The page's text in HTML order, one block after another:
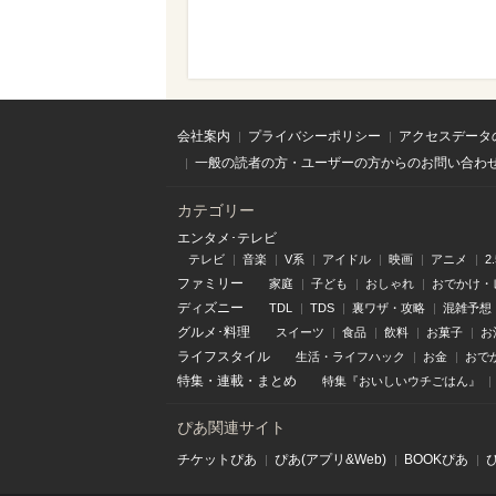
会社案内 プライバシーポリシー
アクセスデー
一般の読者の方・ユーザーの方からのお問い合わ
カテゴリー
エンタメ･テレビ
テレビ 音楽 V系 アイドル 映画 アニメ
ファミリー 家庭 子ども おしゃれ おでかけ・
ディズニー TDL TDS 裏ワザ・攻略 混雑予想
グルメ･料理 スイーツ 食品 飲料 お菓子 お
ライフスタイル 生活・ライフハック お金 おで
特集 ・ 連載 ・ まとめ 特集『おいしいウチごはん』
ぴあ関連サイト
チケットぴあ ぴあ(アプリ&Web) BOOKぴあ